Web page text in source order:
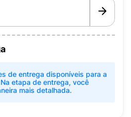
de entrega disponíveis para a
etapa de entrega, você
mais detalhada.